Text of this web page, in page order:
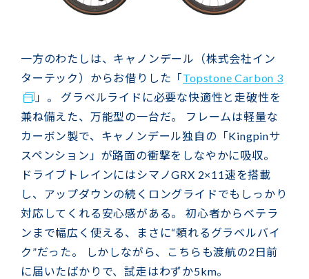
一方のわたしは、キャノンデール（株式会社イン
ターテック）からお借りした「Topstone Carbon 3
」。 グラベルライドに必要な快適性と走破性を
兼ね備えた、万能型の一台だ。 フレームは軽量な
カーボン製で、キャノンデール独自の「Kingpinサ
スペンション」が路面の衝撃をしなやかに吸収。
ドライブトレインにはシマノGRX 2×11速を搭載
し、アップダウンの続くロングライドでもしっかり
対応してくれる安心感がある。 初心者からベテラ
ンまで幅広く使える、まさに“頼れるグラベルバイ
ク”だった。 しかしながら、こちらも渡航の2日前
に届いたばかりで、試走はわずか5km。